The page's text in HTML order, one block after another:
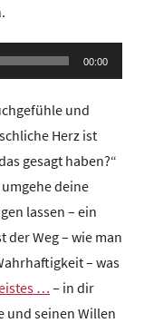
00:00
und
Herz ist
gesagt haben?“
deine
lassen – ein
der Weg – wie man
– was
… – in dir
und seinen Willen